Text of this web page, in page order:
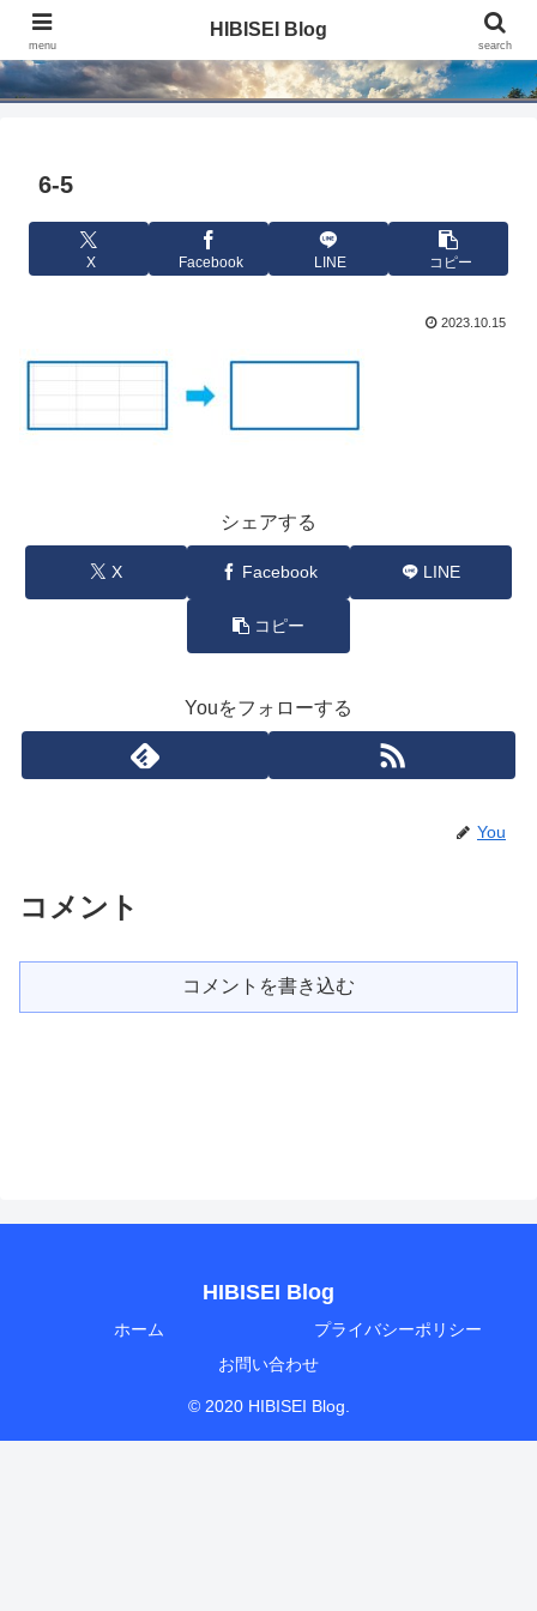
HIBISEI Blog
6-5
X Facebook LINE コピー
2023.10.15
シェアする
X Facebook LINE
コピー
Youをフォローする
You
コメント
コメントを書き込む
HIBISEI Blog
ホーム
プライバシーポリシー
お問い合わせ
© 2020 HIBISEI Blog.
menu
HIBISEI Blog
search